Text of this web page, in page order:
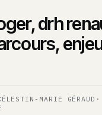
drh
MARIE GÉRAUD ·